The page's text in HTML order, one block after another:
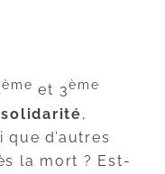
ème et 3ème
,
que d’autres
la mort ? Est-